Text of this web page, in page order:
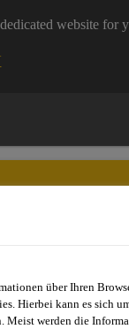
website for
Sika
über Ihren
Hierbei kann es sich
Meist werden die